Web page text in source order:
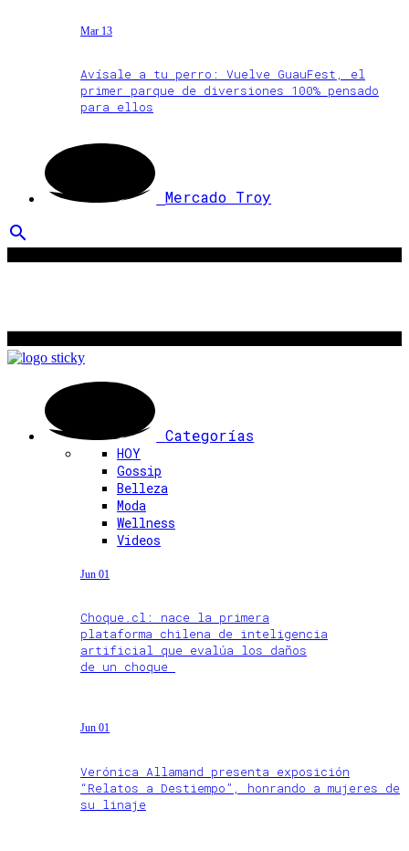
Mar 13
Avísale a tu perro: Vuelve GuauFest, el
primer parque de diversiones 100% pensado
para ellos
Mercado Troy
search
Categorías
HOY
Gossip
Belleza
Moda
Wellness
Videos
Jun 01
Choque.cl: nace la primera
plataforma chilena de inteligencia
artificial que evalúa los daños
de un choque
Jun 01
Verónica Allamand presenta exposición
“Relatos a Destiempo”, honrando a mujeres de
su linaje